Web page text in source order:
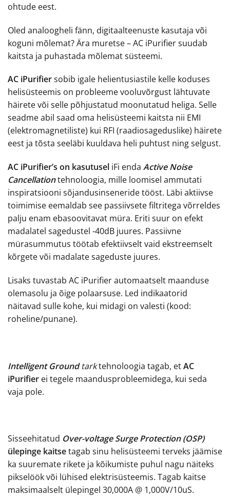
ohtude eest.
Oled analoogheli fänn, digitaalteenuste kasutaja või
koguni mõlemat? Ära muretse – AC iPurifier suudab
kaitsta ja puhastada mõlemat süsteemi.
AC iPurifiersobib igale helientusiastile kelle koduses
helisüsteemis on probleeme vooluvõrgust lähtuvate
häirete või selle põhjustatud moonutatud heliga. Selle
seadme abil saad oma helisüsteemi kaitsta nii EMI
(elektromagnetiliste) kui RFI (raadiosageduslike) häirete
eest ja tõsta seeläbi kuuldava heli puhtust ning selgust.
AC iPurifier’s on kasutusel iFi enda Active Noise
Cancellationtehnoloogia, mille loomisel ammutati
inspiratsiooni sõjandusinseneride tööst. Läbi aktiivse
toimimise eemaldab see passiivsete filtritega võrreldes
palju enam ebasoovitavat müra. Eriti suur on efekt
madalatel sagedustel -40dB juures. Passiivne
mürasummutus töötab efektiivselt vaid ekstreemselt
kõrgete või madalate sageduste juures.
Lisaks tuvastab AC iPurifier automaatselt maanduse
olemasolu ja õige polaarsuse. Led indikaatorid
näitavad sulle kohe, kui midagi on valesti (kood:
roheline/punane).
Intelligent Groundtarktehnoloogia tagab, etAC
iPurifier ei tegele maandusprobleemidega, kui seda
vaja pole.
Sisseehitatud Over-voltage Surge Protection (OSP)
ülepinge kaitsetagab sinu helisüsteemi terveks jäämise
ka suuremate rikete ja kõikumiste puhul nagu näiteks
pikselöök või lühised elektrisüsteemis. Tagab kaitse
maksimaalselt ülepingel 30,000A @ 1,000V/10uS.